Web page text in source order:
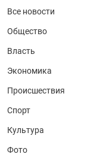
Все новости
Общество
Власть
Экономика
Происшествия
Спорт
Культура
Фото